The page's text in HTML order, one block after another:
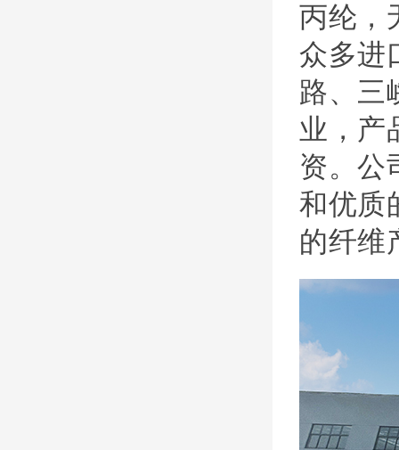
丙纶，
众多进
路、三
业，产
资。公
和优质
的纤维